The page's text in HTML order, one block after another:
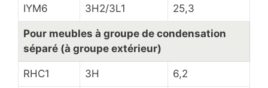
IYM6 3H2/3L1 25,3
Pour meubles à groupe de condensation
séparé (à groupe extérieur)
RHC1 3H 6,2